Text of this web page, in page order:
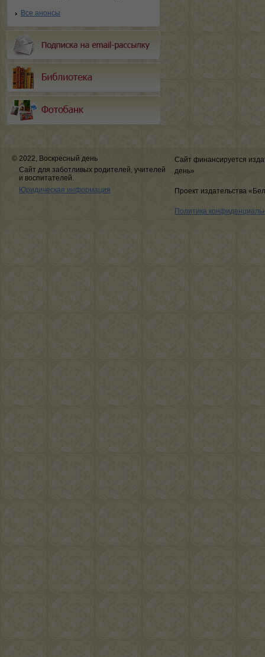
Все анонсы
© 2022, Воскресный день
Сайт для заботливых родителей, учителей
и воспитателей.
Юридическая информация
Сайт финансируется
день»
Проект издательства
Политика